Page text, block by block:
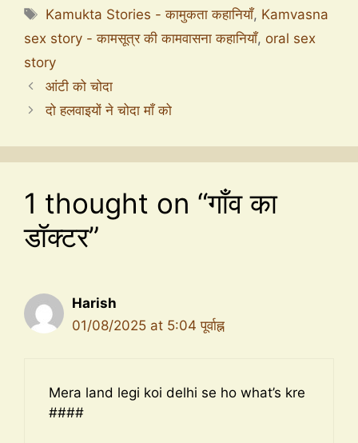
Kamukta Stories - कामुकता कहानियाँ, Kamvasna
sex story - कामसूत्र की कामवासना कहानियाँ, oral sex
story
आंटी को चोदा
दो हलवाइयों ने चोदा माँ को
1 thought on “गाँव का
डॉक्टर”
Harish
01/08/2025 at 5:04 पूर्वाह्न
Mera land legi koi delhi se ho what’s kre
####